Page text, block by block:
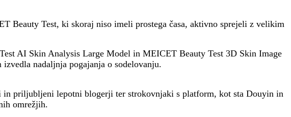
Beauty Test, ki skoraj niso imeli prostega časa, aktivno sprejeli z velikim
AI Skin Analysis Large Model in MEICET Beauty Test 3D Skin Image
nadaljnja pogajanja o sodelovanju.
priljubljeni lepotni blogerji ter strokovnjaki s platform, kot sta Douyin in
omrežjih.